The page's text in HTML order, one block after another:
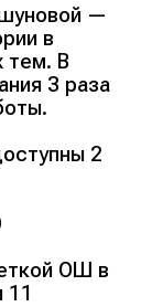
—
в
тем. В
3 раза
2
ОШ в
11